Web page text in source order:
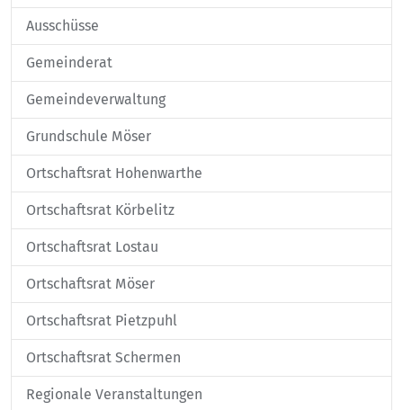
Ausschüsse
Gemeinderat
Gemeindeverwaltung
Grundschule Möser
Ortschaftsrat Hohenwarthe
Ortschaftsrat Körbelitz
Ortschaftsrat Lostau
Ortschaftsrat Möser
Ortschaftsrat Pietzpuhl
Ortschaftsrat Schermen
Regionale Veranstaltungen